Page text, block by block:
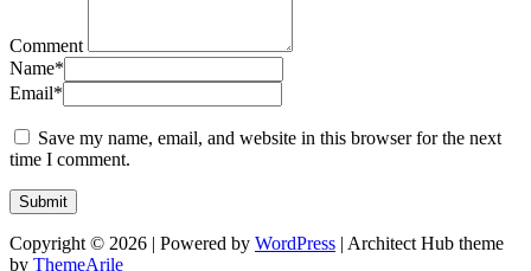
Comment
Name*
Email*
Save my name, email, and website in this browser for the next
time I comment.
Copyright © 2026 | Powered by WordPress | Architect Hub theme
by ThemeArile